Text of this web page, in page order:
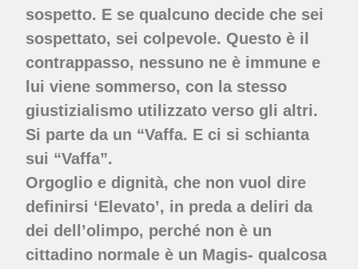
sospetto. E se qualcuno decide che sei
sospettato, sei colpevole. Questo è il
contrappasso, nessuno ne è immune e
lui viene sommerso, con la stesso
giustizialismo utilizzato verso gli altri.
Si parte da un “Vaffa. E ci si schianta
sui “Vaffa”.
Orgoglio e dignità, che non vuol dire
definirsi ‘Elevato’, in preda a deliri da
dei dell’olimpo, perché non è un
cittadino normale è un Magis- qualcosa